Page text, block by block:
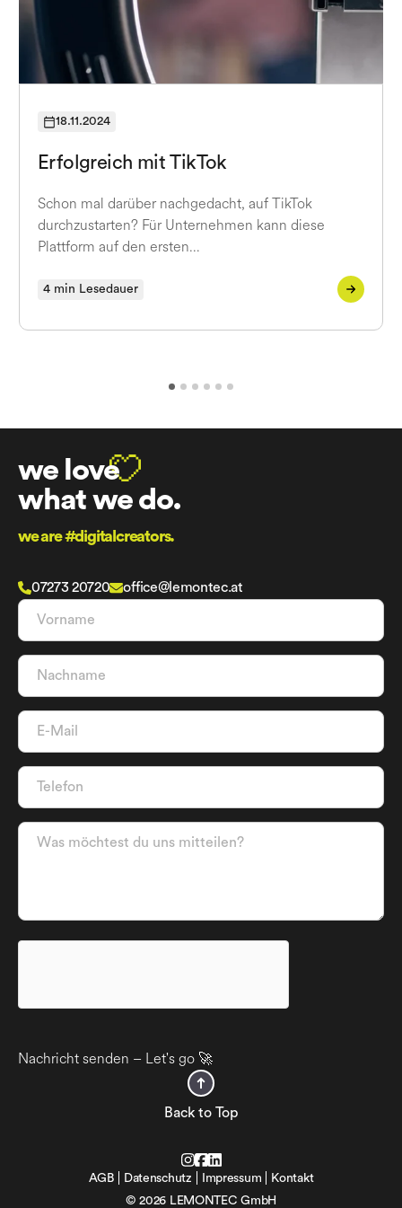
18.11.2024
Erfolgreich mit TikTok
Schon mal darüber nachgedacht, auf TikTok
durchzustarten? Für Unternehmen kann diese
Plattform auf den ersten…
4 min Lesedauer
we love
what we do.
we are #digitalcreators.
07273 20720 office@lemontec.at
Nachricht senden – Let's go 🚀
Back to Top
©2026 LEMONTEC GmbH
AGB Datenschutz Impressum Kontakt